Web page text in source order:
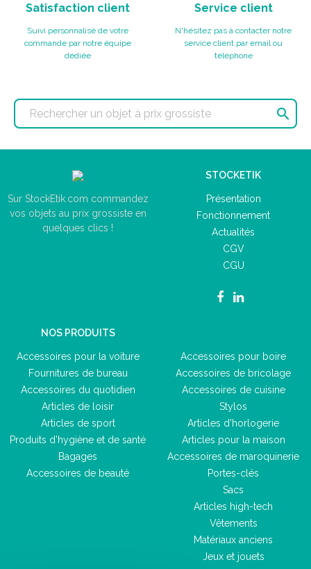
Satisfaction client
Suivi personnalisé de votre
commande par notre équipe
dédiée
Service client
N'hésitez pas à contacter notre
service client par email ou
téléphone

Sur StockEtik.com commandez
vos objets au prix grossiste en
quelques clics !
STOCKETIK
Présentation
Fonctionnement
Actualités
CGV
CGU
NOS PRODUITS
Accessoires pour la voiture
Fournitures de bureau
Accessoires du quotidien
Articles de loisir
Articles de sport
Produits d'hygiène et de santé
Bagages
Accessoires de beauté
Accessoires pour boire
Accessoires de bricolage
Accessoires de cuisine
Stylos
Articles d'horlogerie
Articles pour la maison
Accessoires de maroquinerie
Portes-clés
Sacs
Articles high-tech
Vêtements
Matériaux anciens
Jeux et jouets